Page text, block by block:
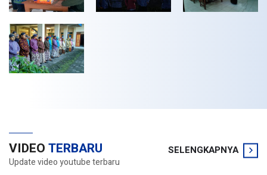
VIDEOTERBARU
Update video youtube terbaru
SELENGKAPNYA